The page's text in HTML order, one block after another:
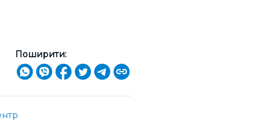
Поширити: